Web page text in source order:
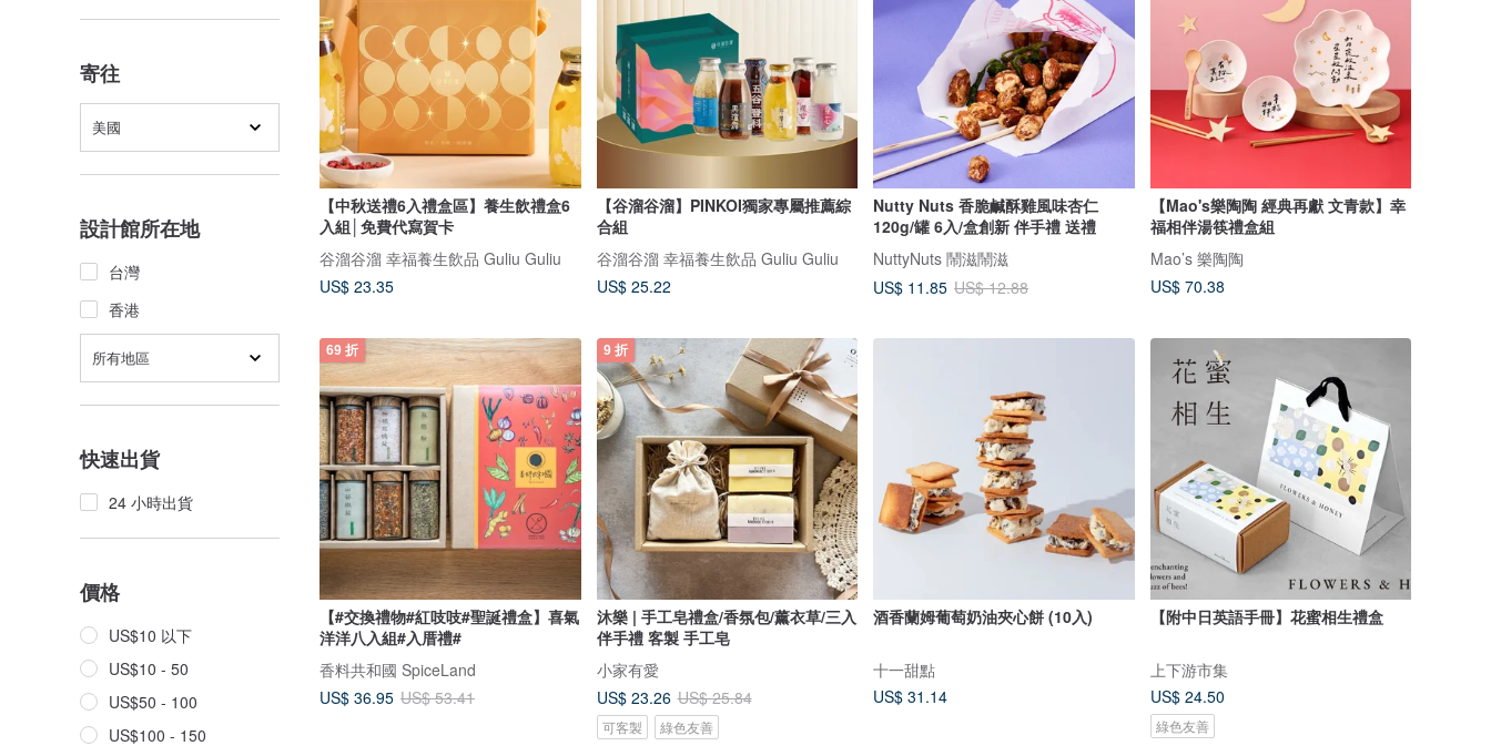
寄往
美國
設計館所在地
台灣
香港
所有地區
快速出貨
24 小時出貨
價格
US$10 以下
US$10 - 50
US$50 - 100
US$100 - 150
【中秋送禮6入禮盒區】養生飲禮盒6
入組│免費代寫賀卡
谷溜谷溜 幸福養生飲品 Guliu Guliu
US$ 23.35
【谷溜谷溜】PINKOI獨家專屬推薦綜
合組
谷溜谷溜 幸福養生飲品 Guliu Guliu
US$ 25.22
Nutty Nuts 香脆鹹酥雞風味杏仁
120g/罐 6入/盒創新 伴手禮 送禮
NuttyNuts 鬧滋鬧滋
US$ 11.85 US$ 12.88
【Mao's樂陶陶 經典再獻 文青款】幸
福相伴湯筷禮盒組
Mao’s 樂陶陶
US$ 70.38
69 折
【#交換禮物#紅吱吱#聖誕禮盒】喜氣
洋洋八入組#入厝禮#
香料共和國 SpiceLand
US$ 36.95 US$ 53.41
9 折
沐樂 | 手工皂禮盒/香氛包/薰衣草/三入
伴手禮 客製 手工皂
小家有愛
US$ 23.26 US$ 25.84
可客製 綠色友善
酒香蘭姆葡萄奶油夾心餅 (10入)
十一甜點
US$ 31.14
【附中日英語手冊】花蜜相生禮盒
上下游市集
US$ 24.50
綠色友善